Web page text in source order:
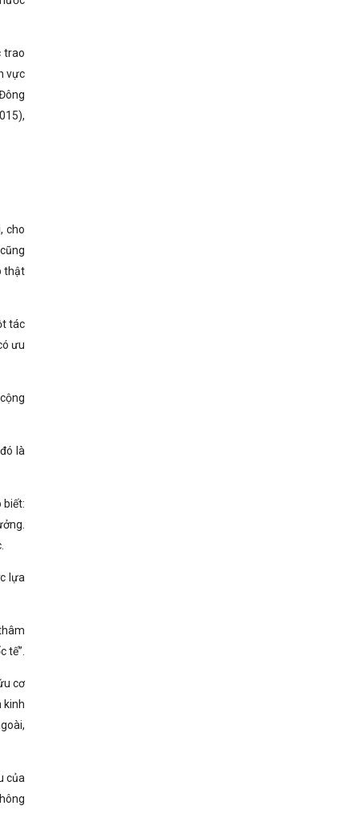
trao
vực
cho
thật
tác
ưu
là
biết:
lựa
tế”.
cơ
kinh
của